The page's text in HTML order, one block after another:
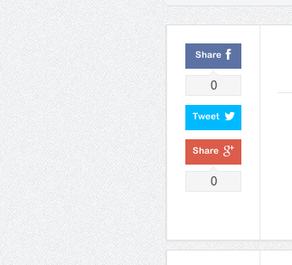
Share
0
Tweet
Share
0